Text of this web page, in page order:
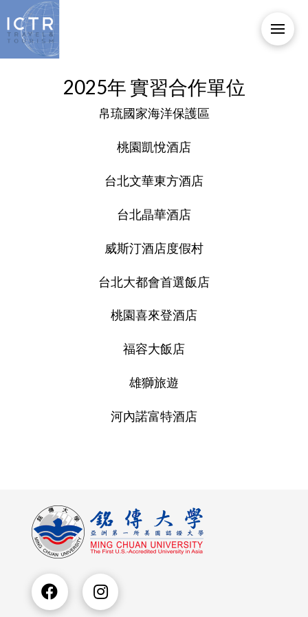
2025年 實習合作單位
帛琉國家海洋保護區
桃園凱悅酒店
台北文華東方酒店
台北晶華酒店
威斯汀酒店度假村
台北大都會首選飯店
桃園喜來登酒店
福容大飯店
雄獅旅遊
河內諾富特酒店